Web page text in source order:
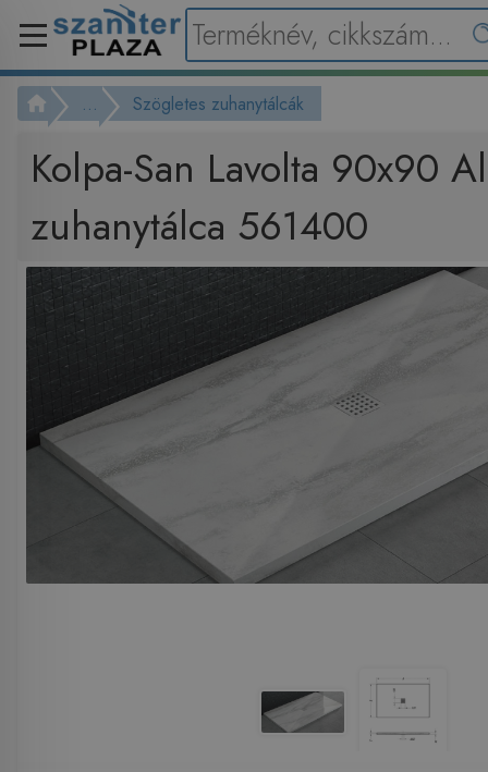
... Szögletes zuhanytálcák
Kolpa-San Lavolta 90x90
zuhanytálca 561400